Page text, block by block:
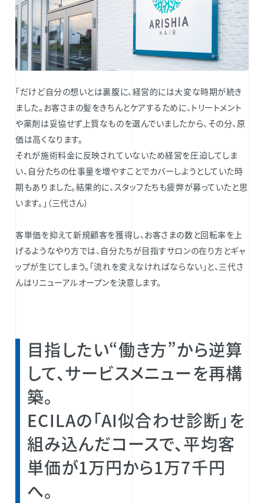
「だけど自分の想いとは裏腹に、経営的には大変な時期が続き
ました。お客さまの髪をきちんとケアするために、トリートメント
や薬剤は妥協せず上質なものを選んでいましたから、その分、原
価は高くなります。
それが施術料金に反映されていないため経営を圧迫してしま
い、自分たちの仕事量を増やすことでカバーしようとしていた時
期もありました。結果的に、スタッフたちも疲弊が募っていたと思
います。」（三代さん）
客単価を抑えて新規顧客を獲得し、お客さまの数と回転率を上
げるようなやり方では、自分たちが目指すサロンの在り方とギャ
ップが生じてしまう。「流れを変えなければならない」と、三代さ
んはリニューアルオープンを決意します。
目指したい“働き方”から逆算
して、サービスメニューを再構
築。
ECILAの「AI似合わせ診断」を
組み込んだコースで、平均客
単価が1万円から1万7千円
へ。